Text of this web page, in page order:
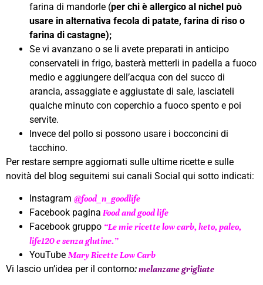
farina di mandorle (per chi è allergico al nichel può
usare in alternativa fecola di patate, farina di riso o
farina di castagne);
Se vi avanzano o se li avete preparati in anticipo
conservateli in frigo, basterà metterli in padella a fuoco
medio e aggiungere dell’acqua con del succo di
arancia, assaggiate e aggiustate di sale, lasciateli
qualche minuto con coperchio a fuoco spento e poi
servite.
Invece del pollo si possono usare i bocconcini di
tacchino.
Per restare sempre aggiornati sulle ultime ricette e sulle
novità del blog seguitemi sui canali Social qui sotto indicati:
Instagram @food_n_goodlife
Facebook pagina Food and good life
Facebook gruppo “Le mie ricette low carb, keto, paleo,
life120 e senza glutine.”
YouTube Mary Ricette Low Carb
Vi lascio un’idea per il contorno:melanzane grigliate